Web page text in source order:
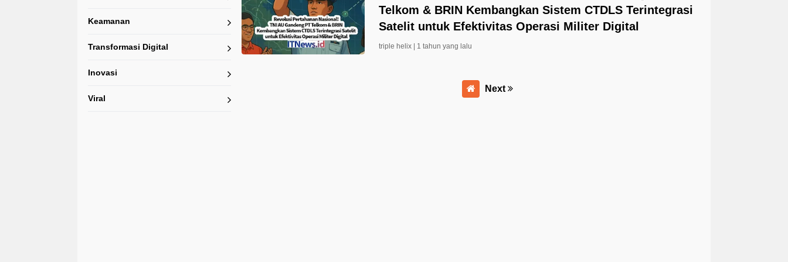
Keamanan
Transformasi Digital
Inovasi
Viral
Telkom & BRIN Kembangkan Sistem CTDLS Terintegrasi
Satelit untuk Efektivitas Operasi Militer Digital
triple helix | 1 tahun yang lalu
Next